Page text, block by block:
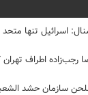
اسرائیل تنها
رجب‌زاده اطراف
سازمان حشد